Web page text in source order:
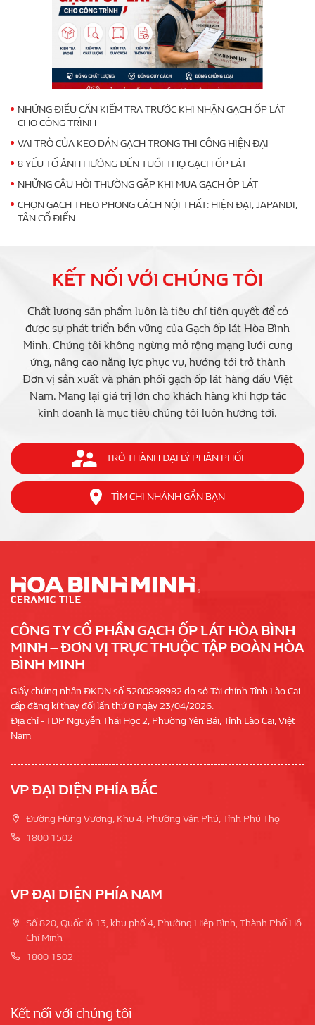
NHỮNG ĐIỀU CẦN KIỂM TRA TRƯỚC KHI NHẬN GẠCH ỐP LÁT
CHO CÔNG TRÌNH
VAI TRÒ CỦA KEO DÁN GẠCH TRONG THI CÔNG HIỆN ĐẠI
8 YẾU TỐ ẢNH HƯỞNG ĐẾN TUỔI THỌ GẠCH ỐP LÁT
NHỮNG CÂU HỎI THƯỜNG GẶP KHI MUA GẠCH ỐP LÁT
CHỌN GẠCH THEO PHONG CÁCH NỘI THẤT: HIỆN ĐẠI, JAPANDI,
TÂN CỔ ĐIỂN
KẾT NỐI VỚI CHÚNG TÔI
Chất lượng sản phẩm luôn là tiêu chí tiên quyết để có
được sự phát triển bền vững của Gạch ốp lát Hòa Bình
Minh. Chúng tôi không ngừng mở rộng mạng lưới cung
ứng, nâng cao năng lực phục vụ, hướng tới trở thành
Đơn vị sản xuất và phân phối gạch ốp lát hàng đầu Việt
Nam. Mang lại giá trị lớn cho khách hàng khi hợp tác
kinh doanh là mục tiêu chúng tôi luôn hướng tới.
TRỞ THÀNH ĐẠI LÝ PHÂN PHỐI
TÌM CHI NHÁNH GẦN BẠN
CÔNG TY CỔ PHẦN GẠCH ỐP LÁT HÒA BÌNH
MINH – ĐƠN VỊ TRỰC THUỘC TẬP ĐOÀN HÒA
BÌNH MINH
Giấy chứng nhận ĐKDN số 5200898982 do sở Tài chính Tỉnh Lào Cai
cấp đăng kí thay đổi lần thứ 8 ngày 23/04/2026.
Địa chỉ - TDP Nguyễn Thái Học 2, Phường Yên Bái, Tỉnh Lào Cai, Việt
Nam
VP ĐẠI DIỆN PHÍA BẮC
Đường Hùng Vương, Khu 4, Phường Vân Phú, Tỉnh Phú Thọ
1800 1502
VP ĐẠI DIỆN PHÍA NAM
Số 820, Quốc lộ 13, khu phố 4, Phường Hiệp Bình, Thành Phố Hồ
Chí Minh
1800 1502
Kết nối với chúng tôi